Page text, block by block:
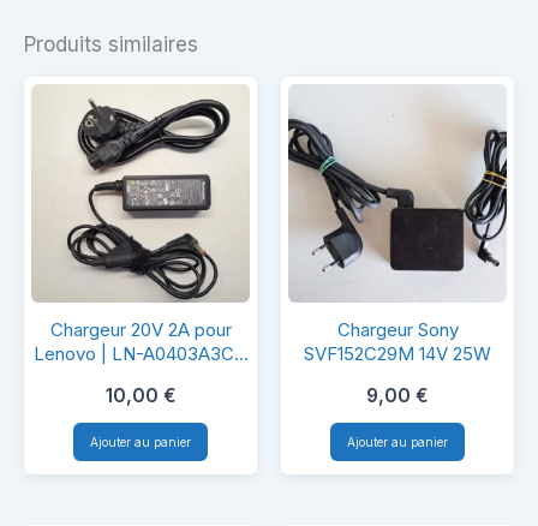
Produits similaires
Chargeur
20V
2A
pour
Lenovo
Chargeur 20V 2A pour
Lenovo | LN-A0403A3C –
10,00 €
Ajouter au panier
Chargeur
Sony
SVF152C29M
14V
25W
Chargeur Sony
SVF152C29M 14V 25W
9,00 €
Ajouter au panier